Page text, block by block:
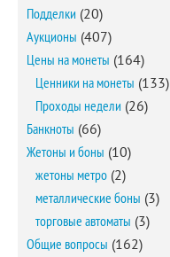
Подделки (20)
Аукционы (407)
Цены на монеты (164)
Ценники на монеты (133)
Проходы недели (26)
Банкноты (66)
Жетоны и боны (10)
жетоны метро (2)
металлические боны (3)
торговые автоматы (3)
Общие вопросы (162)